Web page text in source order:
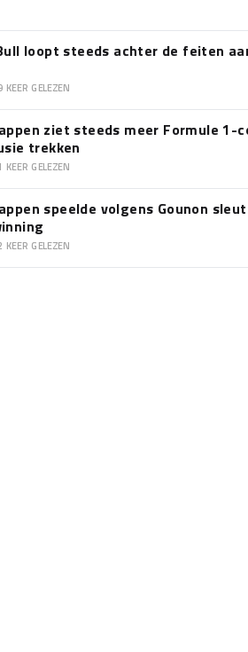
loopt steeds achter de feiten
KEER GELEZEN
ziet steeds meer Formule 1-
trekken
KEER GELEZEN
speelde volgens Gounon
KEER GELEZEN